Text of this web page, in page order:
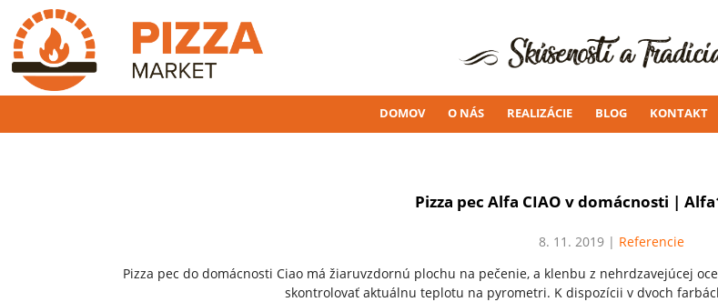
DOMOV O NÁS REALIZÁCIE BLOG KONTAKT
Pizza pec Alfa CIAO v domácnosti |
8. 11. 2019 | Referencie
Pizza pec do domácnosti Ciao má žiaruvzdornú plochu na pečenie, a klenbu z nehrdzavejúcej
skontrolovať aktuálnu teplotu na pyrometri. K dispozícii v dvoch